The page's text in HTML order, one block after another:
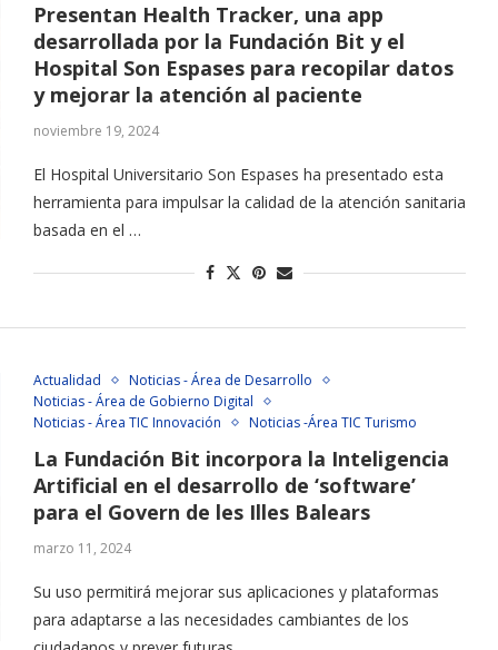
Presentan Health Tracker, una app
desarrollada por la Fundación Bit y el
Hospital Son Espases para recopilar datos
y mejorar la atención al paciente
noviembre 19, 2024
El Hospital Universitario Son Espases ha presentado esta
herramienta para impulsar la calidad de la atención sanitaria
basada en el …
Actualidad
Noticias - Área de Desarrollo
Noticias - Área de Gobierno Digital
Noticias - Área TIC Innovación
Noticias -Área TIC Turismo
La Fundación Bit incorpora la Inteligencia
Artificial en el desarrollo de ‘software’
para el Govern de les Illes Balears
marzo 11, 2024
Su uso permitirá mejorar sus aplicaciones y plataformas
para adaptarse a las necesidades cambiantes de los